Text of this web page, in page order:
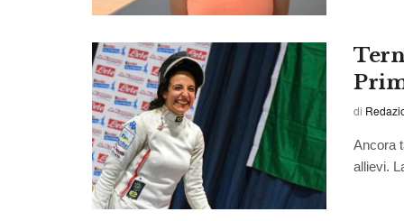
di
Ancora
allievi.